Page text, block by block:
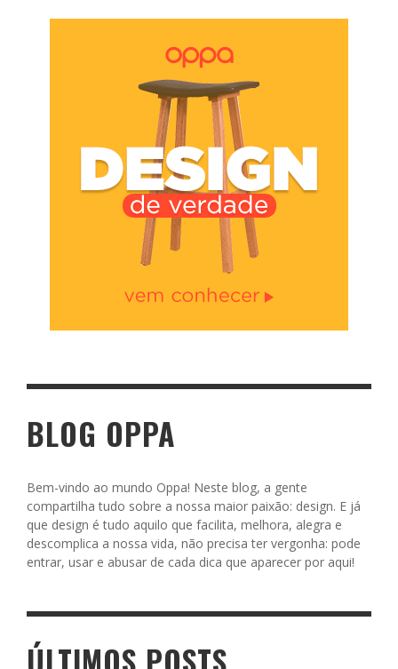
BLOG OPPA
Bem-vindo ao mundo Oppa! Neste blog, a gente
compartilha tudo sobre a nossa maior paixão: design. E já
que design é tudo aquilo que facilita, melhora, alegra e
descomplica a nossa vida, não precisa ter vergonha: pode
entrar, usar e abusar de cada dica que aparecer por aqui!